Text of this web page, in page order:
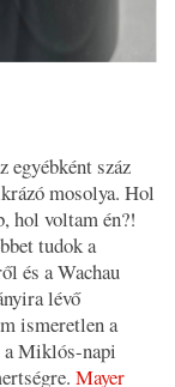
egyébként száz
mosolya. Hol
hol voltam én?!
tudok a
és a Wachau
lévő
ismeretlen a
a Miklós-napi
Mayer